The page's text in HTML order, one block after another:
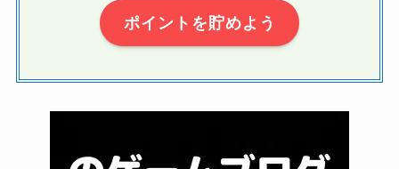
ポイントを貯めよう